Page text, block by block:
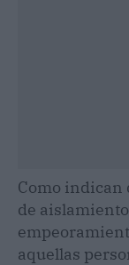
Como indican
de
aquellas